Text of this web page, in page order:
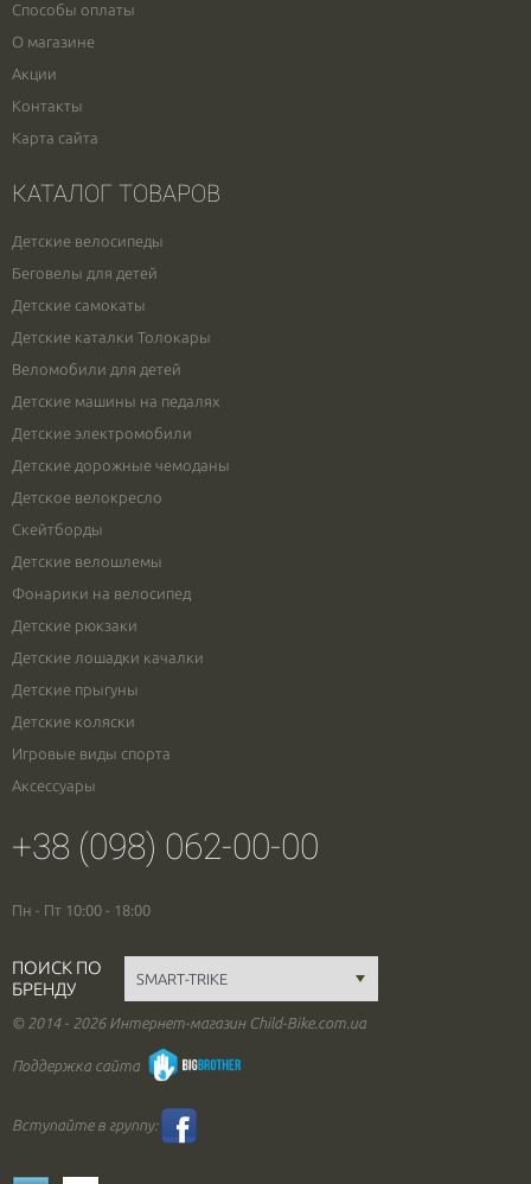
Способы оплаты
О магазине
Акции
Контакты
Карта сайта
КАТАЛОГ ТОВАРОВ
Детские велосипеды
Беговелы для детей
Детские самокаты
Детские каталки Толокары
Веломобили для детей
Детские машины на педалях
Детские электромобили
Детские дорожные чемоданы
Детское велокресло
Скейтборды
Детские велошлемы
Фонарики на велосипед
Детские рюкзаки
Детские лошадки качалки
Детские прыгуны
Детские коляски
Игровые виды спорта
Аксессуары
+38 (098) 062-00-00
Пн - Пт 10:00 - 18:00
ПОИСК ПО
БРЕНДУ
© 2014 - 2026 Интернет-магазин Child-Bike.com.ua
Поддержка сайта
Вступайте в группу: